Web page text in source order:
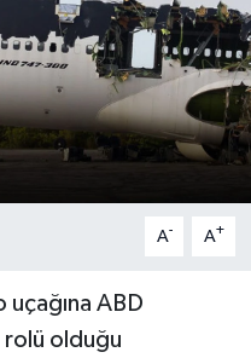
A- A+
ABD
rolü olduğu